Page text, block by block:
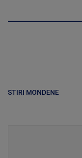
STIRI MONDENE